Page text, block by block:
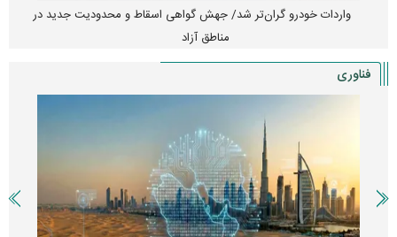
واردات خودرو گران‌تر شد/ جهش گواهی اسقاط و محدودیت جدید در
مناطق آزاد
فناوری